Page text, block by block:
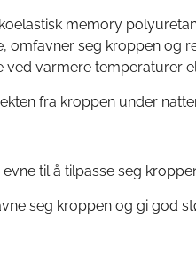
memory
omfavner seg kroppen
varmere temperaturer
fra kroppen under
til å tilpasse seg
seg kroppen og gi god